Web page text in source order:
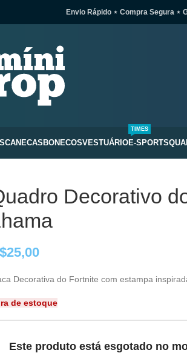
Envio Rápido ⋆ Compra Segura ⋆
CANECAS BONECOSVESTUÁRIOE-SPORTS
TIMES
Decorativo
25,00
Decorativa do Fortnite com estampa
de estoque
Este produto está esgotado no